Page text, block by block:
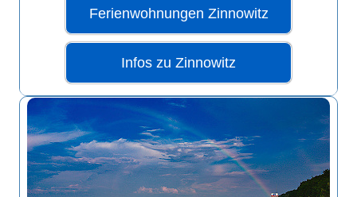
Ferienwohnungen Zinnowitz
Infos zu Zinnowitz